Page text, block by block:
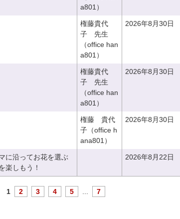
a801）
権藤貴代
子 先生
（office han
a801）
2026年8月30日
権藤貴代
子 先生
（office han
a801）
2026年8月30日
権藤 貴代
子（office h
ana801）
2026年8月30日
に沿ってお花を選ぶ
楽しもう！
2026年8月22日
1 2 3 4 5 7